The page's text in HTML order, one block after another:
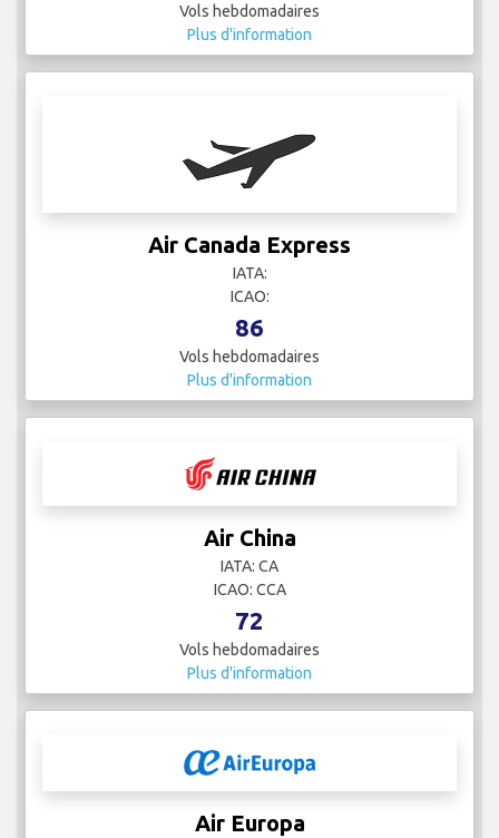
Vols hebdomadaires
Plus d'information
Air Canada Express
IATA:
ICAO:
86
Vols hebdomadaires
Plus d'information
Air China
IATA: CA
ICAO: CCA
72
Vols hebdomadaires
Plus d'information
Air Europa